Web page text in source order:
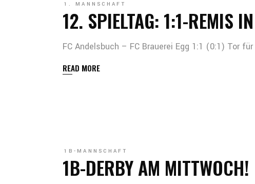
1. MANNSCHAFT
12. SPIELTAG: 1:1-REMIS
FC Andelsbuch – FC Brauerei Egg 1:1 (0:1) Tor
READ MORE
1B-MANNSCHAFT
1B-DERBY AM MITTWOCH!